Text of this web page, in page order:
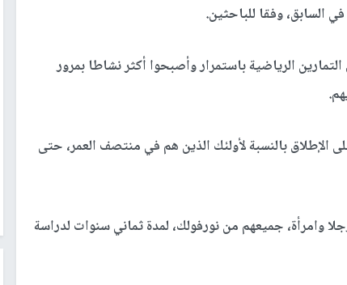
السابق، وفقا للباحثين.
الرياضية باستمرار وأصبحوا أكثر نشاطا بمرور
الإطلاق بالنسبة لأولئك الذين هم في منتصف العمر، حتى
الباحثون من جامعة كامبريدج حالة 14599 رجلا وامرأة، جميعهم من نورفولك، لمدة ثماني سنوات لدراسة